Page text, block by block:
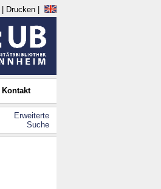
Drucken
Kontakt
Erweiterte
Suche